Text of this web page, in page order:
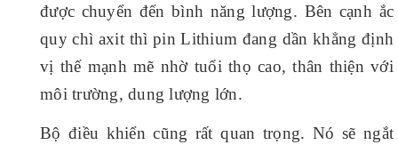
được chuyển đến bình năng lượng. Bên cạnh ắc
quy chì axit thì pin Lithium đang dần khẳng định
vị thế mạnh mẽ nhờ tuổi thọ cao, thân thiện với
môi trường, dung lượng lớn.
Bộ điều khiển cũng rất quan trọng. Nó sẽ ngắt